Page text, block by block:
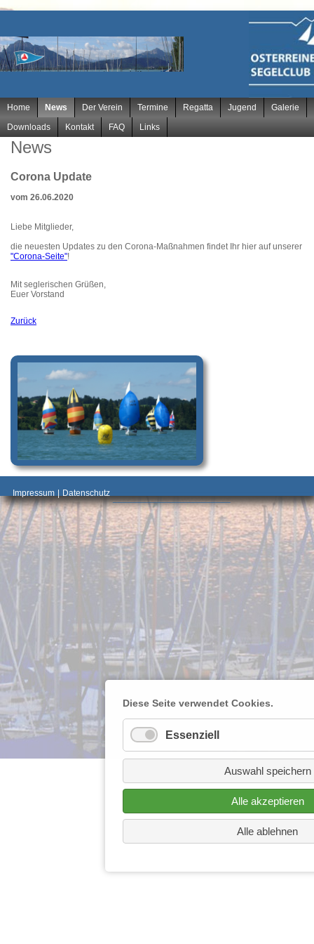
Navigation
überspringen
Home News Der Verein Termine Regatta Jugend
Galerie
Downloads
Kontakt FAQ Links
News
Corona Update
vom 26.06.2020
Liebe Mitglieder,
die neuesten Updates zu den Corona-Maßnahmen findet Ihr hier auf unserer
"Corona-Seite"!
Mit seglerischen Grüßen,
Euer Vorstand
Zurück
Impressum | Datenschutz ________________________
Diese Seite verwendet Cookies.
Essenziell
Auswahl speichern
Alle akzeptieren
Alle ablehnen